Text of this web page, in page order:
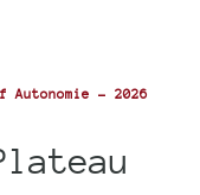
- 2026